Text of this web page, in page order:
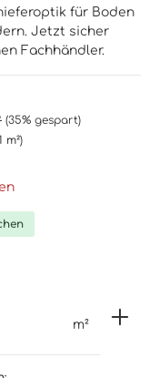
für Boden
Jetzt sicher
Fachhändler.
(35% gespart)
m²)
m²